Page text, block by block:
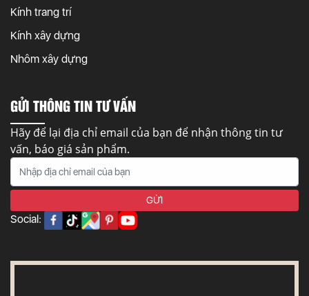
Kính trang trí
Kính xây dựng
Nhôm xây dựng
GỬI THÔNG TIN TƯ VẤN
Hãy để lại địa chỉ email của bạn để nhận thông tin tư
vấn, báo giá sản phẩm.
Social: